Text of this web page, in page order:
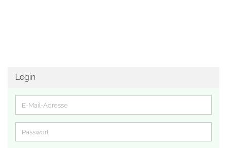
Login
E-
Mail-
Adresse
Passwort